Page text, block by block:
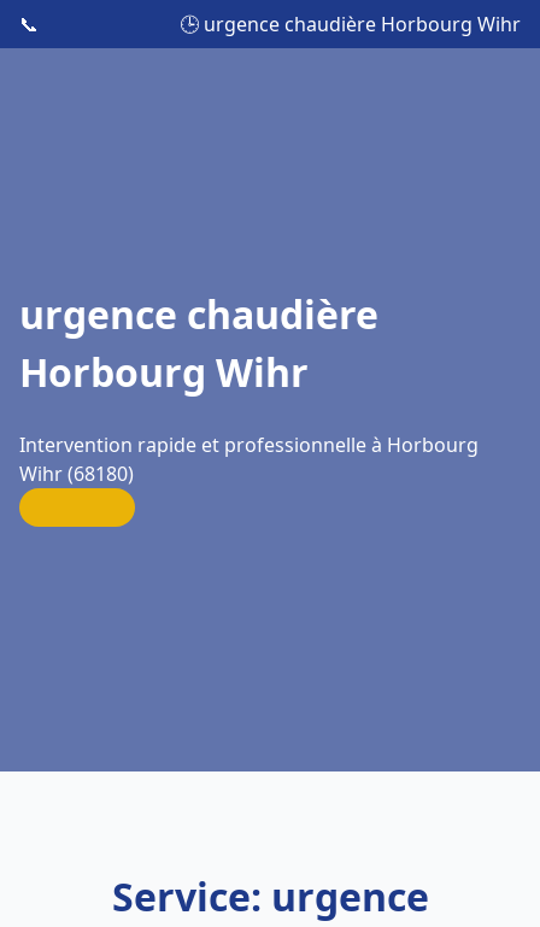
📞 🕒 urgence chaudière Horbourg Wihr
urgence chaudière
Horbourg Wihr
Intervention rapide et professionnelle à Horbourg
Wihr (68180)
Service: urgence